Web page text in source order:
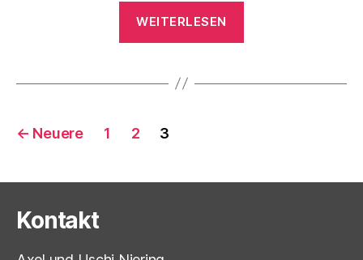
WEITERLESEN
Seitennummerierung
Beiträge
← Neuere 1 2 3
Kontakt